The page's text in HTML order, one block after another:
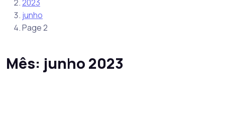
2023
junho
Page 2
Mês: junho 2023